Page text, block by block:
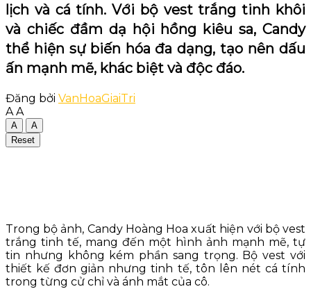
lịch và cá tính. Với bộ vest trắng tinh khôi
và chiếc đầm dạ hội hồng kiêu sa, Candy
thể hiện sự biến hóa đa dạng, tạo nên dấu
ấn mạnh mẽ, khác biệt và độc đáo.
Đăng bởi VanHoaGiaiTri
A A
A
A
Reset
Trong bộ ảnh, Candy Hoàng Hoa xuất hiện với bộ vest
trắng tinh tế, mang đến một hình ảnh mạnh mẽ, tự
tin nhưng không kém phần sang trọng. Bộ vest với
thiết kế đơn giản nhưng tinh tế, tôn lên nét cá tính
trong từng cử chỉ và ánh mắt của cô.